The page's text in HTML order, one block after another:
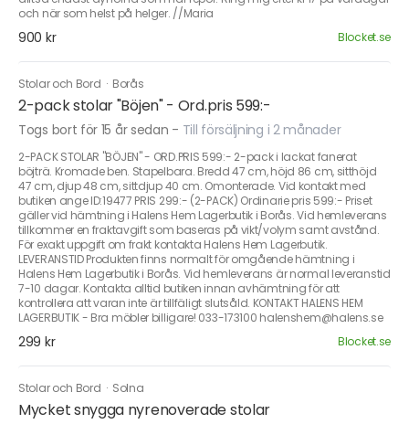
och när som helst på helger. //Maria
900 kr Blocket.se
Stolar och Bord · Borås
2-pack stolar "Böjen" - Ord.pris 599:-
Togs bort för 15 år sedan - Till försäljning i 2 månader
2-PACK STOLAR "BÖJEN" - ORD.PRIS 599:- 2-pack i lackat fanerat
böjträ. Kromade ben. Stapelbara. Bredd 47 cm, höjd 86 cm, sitthöjd
47 cm, djup 48 cm, sittdjup 40 cm. Omonterade. Vid kontakt med
butiken ange ID:19477 PRIS 299:- (2-PACK) Ordinarie pris 599:- Priset
gäller vid hämtning i Halens Hem Lagerbutik i Borås. Vid hemleverans
tillkommer en fraktavgift som baseras på vikt/volym samt avstånd.
För exakt uppgift om frakt kontakta Halens Hem Lagerbutik.
LEVERANSTID Produkten finns normalt för omgående hämtning i
Halens Hem Lagerbutik i Borås. Vid hemleverans är normal leveranstid
7-10 dagar. Kontakta alltid butiken innan avhämtning för att
kontrollera att varan inte är tillfäligt slutsåld. KONTAKT HALENS HEM
LAGERBUTIK - Bra möbler billigare! 033-173100 halenshem@halens.se
299 kr Blocket.se
Stolar och Bord · Solna
Mycket snygga nyrenoverade stolar